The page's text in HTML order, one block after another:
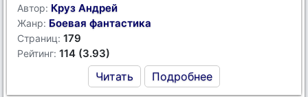
Автор: Круз Андрей
Жанр: Боевая фантастика
Страниц: 179
Рейтинг: 114 (3.93)
Читать Подробнее